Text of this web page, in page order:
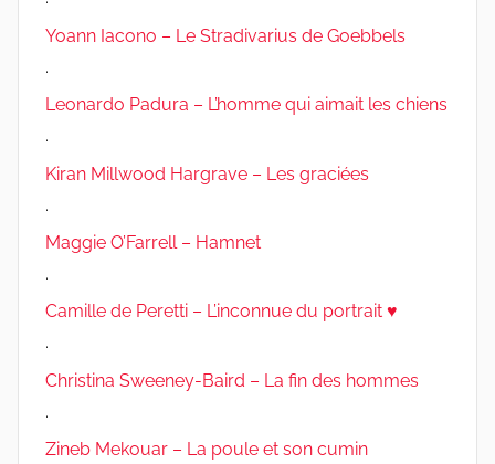
Yoann Iacono – Le Stradivarius de Goebbels
.
Leonardo Padura – L’homme qui aimait les chiens
.
Kiran Millwood Hargrave – Les graciées
.
Maggie O’Farrell – Hamnet
.
Camille de Peretti – L’inconnue du portrait ♥
.
Christina Sweeney-Baird – La fin des hommes
.
Zineb Mekouar – La poule et son cumin